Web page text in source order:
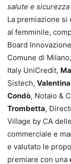
salute e
La premiazione si
al femminile,
Board
Comune di Milano,
Italy UniCredit,
Sistech,
Condò, Notaio &
Trombetta,
Village by CA
commerciale e
e valutato le
premiare con una